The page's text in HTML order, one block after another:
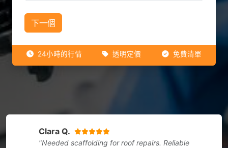
下一個
24小時的行情 透明定價 免費清單
Clara Q.
"Needed scaffolding for roof repairs. Reliable